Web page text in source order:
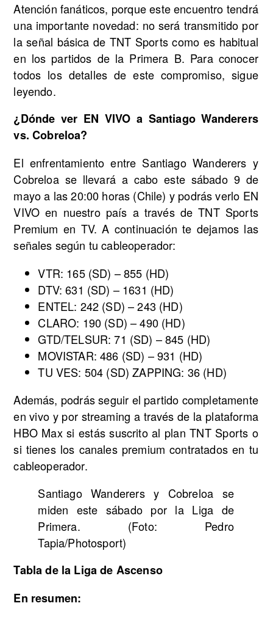
Atención fanáticos, porque este encuentro tendrá
una importante novedad: no será transmitido por
la señal básica de TNT Sports como es habitual
en los partidos de la Primera B. Para conocer
todos los detalles de este compromiso, sigue
leyendo.
¿Dónde ver EN VIVO a Santiago Wanderers
vs. Cobreloa?
El enfrentamiento entre Santiago Wanderers y
Cobreloa se llevará a cabo este sábado 9 de
mayo a las 20:00 horas (Chile) y podrás verlo EN
VIVO en nuestro país a través de TNT Sports
Premium en TV. A continuación te dejamos las
señales según tu cableoperador:
VTR: 165 (SD) – 855 (HD)
DTV: 631 (SD) – 1631 (HD)
ENTEL: 242 (SD) – 243 (HD)
CLARO: 190 (SD) – 490 (HD)
GTD/TELSUR: 71 (SD) – 845 (HD)
MOVISTAR: 486 (SD) – 931 (HD)
TU VES: 504 (SD) ZAPPING: 36 (HD)
Además, podrás seguir el partido completamente
en vivo y por streaming a través de la plataforma
HBO Max si estás suscrito al plan TNT Sports o
si tienes los canales premium contratados en tu
cableoperador.
Santiago Wanderers y Cobreloa se
miden este sábado por la Liga de
Primera. (Foto: Pedro
Tapia/Photosport)
Tabla de la Liga de Ascenso
En resumen: